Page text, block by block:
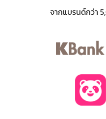
จากแบรนด์กว่า